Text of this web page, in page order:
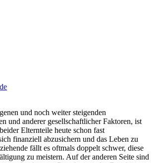
und noch weiter steigenden
und anderer gesellschaftlicher Faktoren, ist
Elternteile heute schon fast
finanziell abzusichern und das Leben zu
fällt es oftmals doppelt schwer, diese
zu meistern. Auf der anderen Seite sind